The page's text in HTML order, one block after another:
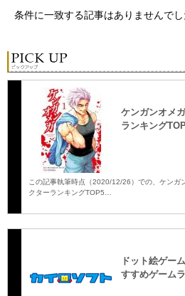
条件に一致する記事はありませんでし
ケンガンオメ
ランキング
この記事執筆時点（2020/12/26）での、ケンガ
クターランキングTOP5…
ドット絵ゲー
すすめゲーム